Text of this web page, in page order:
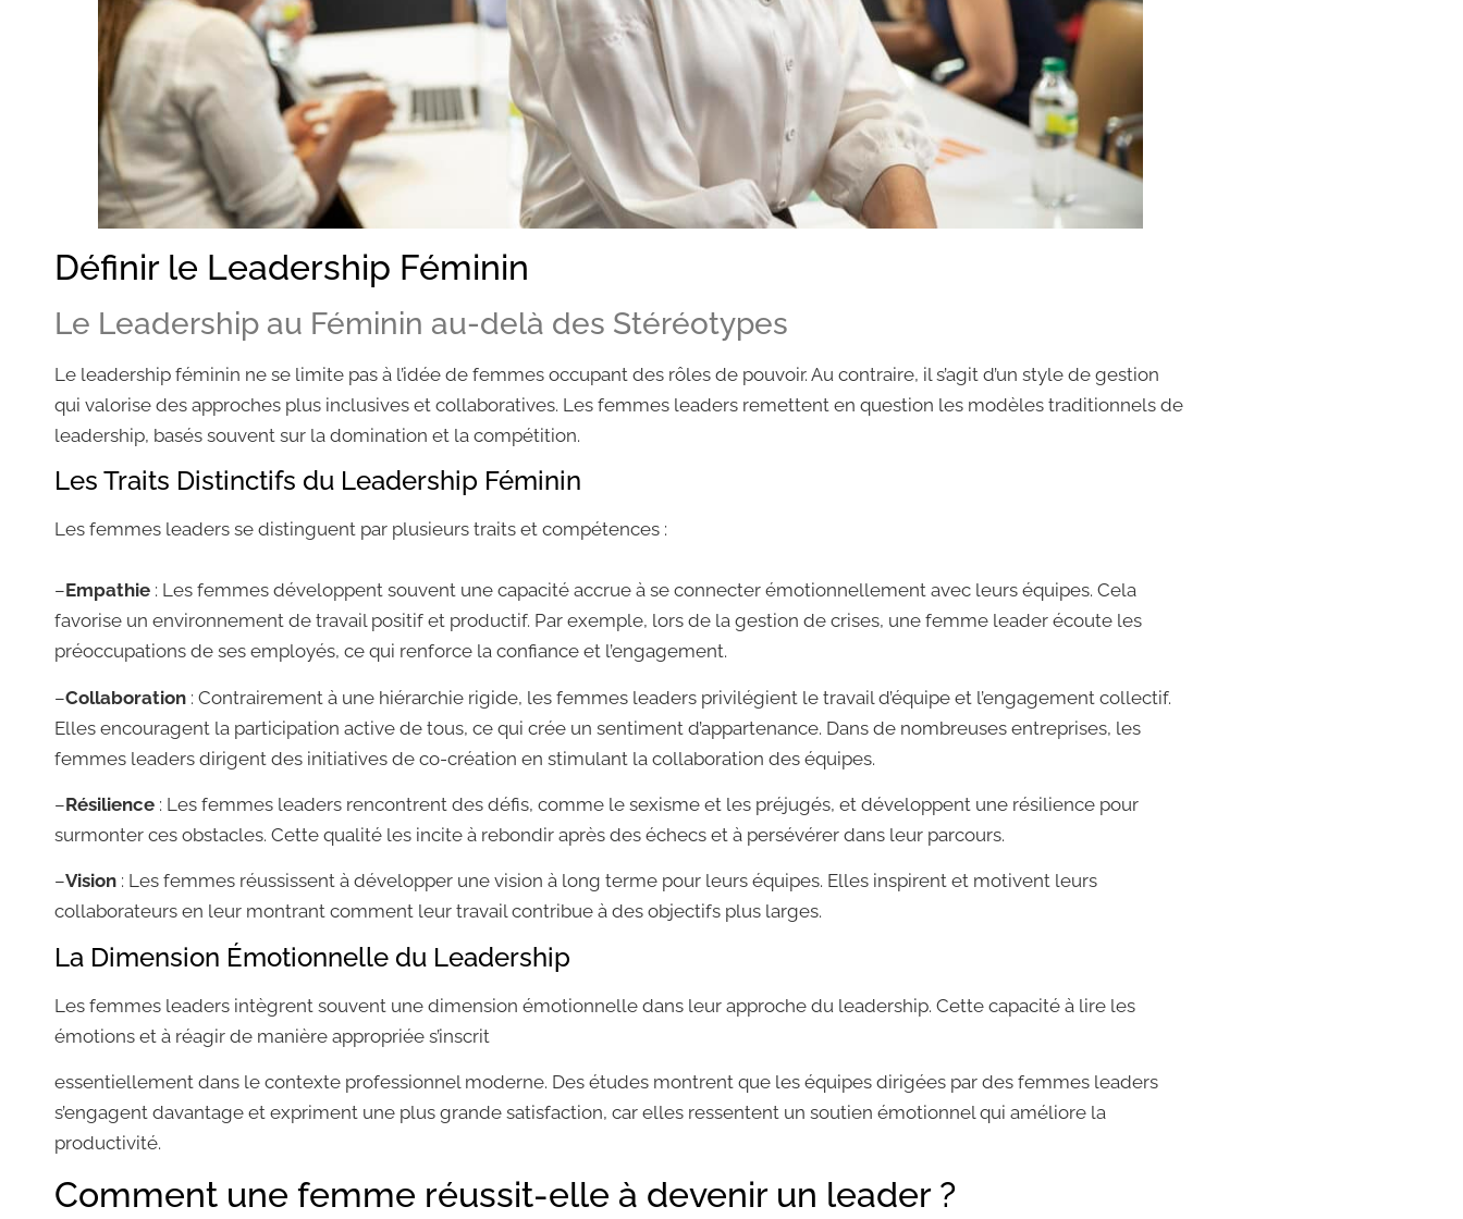
Définir le Leadership Féminin
Le Leadership au Féminin au-delà des Stéréotypes
Le leadership féminin ne se limite pas à l’idée de femmes occupant des rôles de pouvoir. Au contraire, il s’agit d’un style de gestion
qui valorise des approches plus inclusives et collaboratives. Les femmes leaders remettent en question les modèles traditionnels de
leadership, basés souvent sur la domination et la compétition.
Les Traits Distinctifs du Leadership Féminin
Les femmes leaders se distinguent par plusieurs traits et compétences :
–Empathie : Les femmes développent souvent une capacité accrue à se connecter émotionnellement avec leurs équipes. Cela
favorise un environnement de travail positif et productif. Par exemple, lors de la gestion de crises, une femme leader écoute les
préoccupations de ses employés, ce qui renforce la confiance et l’engagement.
–Collaboration : Contrairement à une hiérarchie rigide, les femmes leaders privilégient le travail d’équipe et l’engagement collectif.
Elles encouragent la participation active de tous, ce qui crée un sentiment d’appartenance. Dans de nombreuses entreprises, les
femmes leaders dirigent des initiatives de co-création en stimulant la collaboration des équipes.
–Résilience : Les femmes leaders rencontrent des défis, comme le sexisme et les préjugés, et développent une résilience pour
surmonter ces obstacles. Cette qualité les incite à rebondir après des échecs et à persévérer dans leur parcours.
–Vision : Les femmes réussissent à développer une vision à long terme pour leurs équipes. Elles inspirent et motivent leurs
collaborateurs en leur montrant comment leur travail contribue à des objectifs plus larges.
La Dimension Émotionnelle du Leadership
Les femmes leaders intègrent souvent une dimension émotionnelle dans leur approche du leadership. Cette capacité à lire les
émotions et à réagir de manière appropriée s’inscrit
essentiellement dans le contexte professionnel moderne. Des études montrent que les équipes dirigées par des femmes leaders
s’engagent davantage et expriment une plus grande satisfaction, car elles ressentent un soutien émotionnel qui améliore la
productivité.
Comment une femme réussit-elle à devenir un leader ?